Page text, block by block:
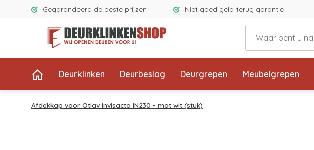
Gegarandeerd de beste prijzen Niet goed geld terug garantie
Deurklinken Deurbeslag Deurgrepen Meubelgrepen
Afdekkap voor Otlav Invisacta IN230 - mat wit (stuk)